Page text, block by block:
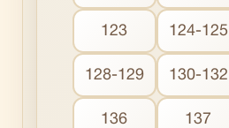
123 124-125
128-129 130-132
136 137